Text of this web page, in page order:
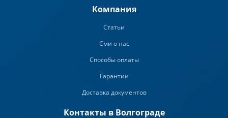
Компания
Статьи
Сми о нас
Способы оплаты
Гарантии
Доставка документов
Контакты в Волгограде